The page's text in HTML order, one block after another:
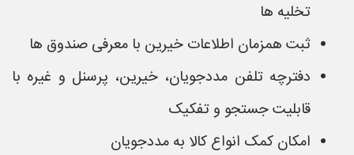
تخلیه ها
ثبت همزمان اطلاعات خیرین با معرفی صندوق ها
دفترچه تلفن مددجویان، خیرین، پرسنل و غیره با
قابلیت جستجو و تفکیک
امکان کمک انواع کالا به مددجویان